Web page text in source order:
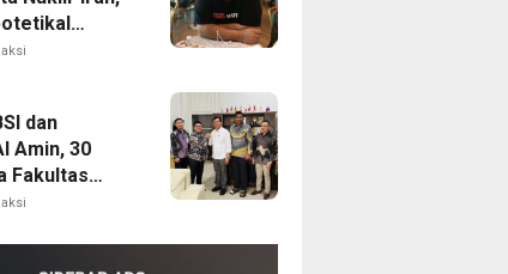
dan
Amin, 30
Fakultas